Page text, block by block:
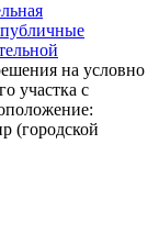
на условно
участка с
(городской